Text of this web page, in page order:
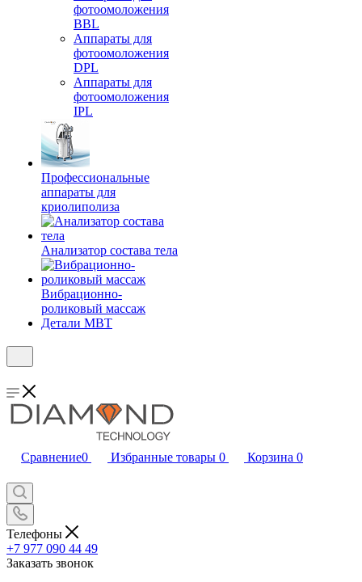
фотоомоложения
BBL
Аппараты для
фотоомоложения
DPL
Аппараты для
фотоомоложения
IPL
Профессиональные
аппараты для
криолиполиза
Анализатор состава тела
Вибрационно-
роликовый массаж
Детали MBT
Сравнение0 Избранные товары 0 Корзина 0
Телефоны
+7 977 090 44 49
Заказать звонок